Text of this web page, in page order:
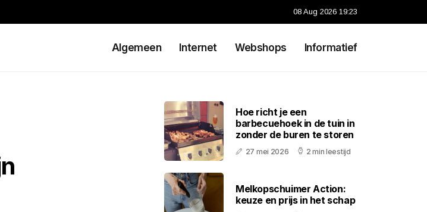
08 Aug 2026 19:23
Algemeen Internet Webshops Informatief
Hoe richt je een
barbecuehoek in de tuin in
zonder de buren te storen
27 mei 2026 2 min leestijd
Melkopschuimer Action:
keuze en prijs in het schap